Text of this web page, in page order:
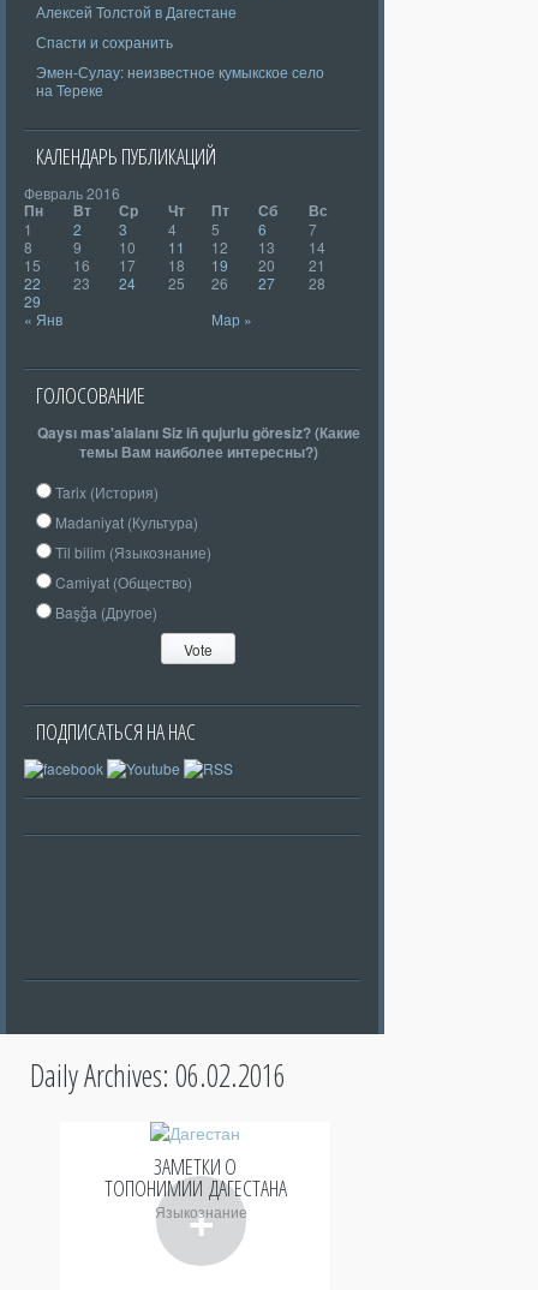
Алексей Толстой в Дагестане
Спасти и сохранить
Эмен-Сулау: неизвестное кумыкское село
на Тереке
КАЛЕНДАРЬ ПУБЛИКАЦИЙ
Февраль 2016
Пн Вт Ср Чт Пт Сб Вс
« Янв Мар »
1 2 3 4 5 6
7
8
9 10 11 12 13
14
15
16 17 18 19 20
21
22
23 24 25 26 27
28
29
ГОЛОСОВАНИЕ
Qaysı mas'alalanı Siz iñ qujurlu göresiz? (Какие
темы Вам наиболее интересны?)
Tarix (История)
Madaniyat (Культура)
Til bilim (Языкознание)
Camiyat (Общество)
Başğa (Другое)
ПОДПИСАТЬСЯ НА НАС
Daily Archives: 06.02.2016
+
ЗАМЕТКИ О
ТОПОНИМИИ ДАГЕСТАНА
Языкознание